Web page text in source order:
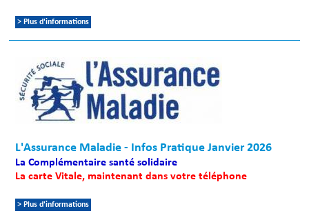
> Plus d'informations
L'Assurance Maladie - Infos Pratique Janvier 2026
La Complémentaire santé solidaire
La carte Vitale, maintenant dans votre téléphone
> Plus d'informations